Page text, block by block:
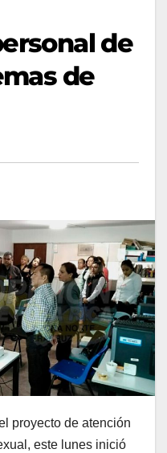
de
de
proyecto de atención
este lunes inició